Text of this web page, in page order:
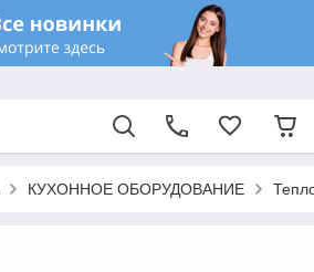
КУХОННОЕ ОБОРУДОВАНИЕ